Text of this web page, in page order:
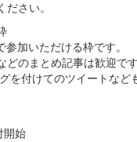
ださい。
加いただける枠です。
どのまとめ記事は歓迎です
を付けてのツイートなど
開始